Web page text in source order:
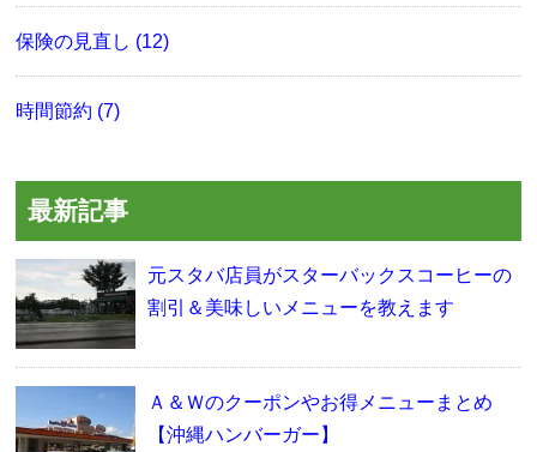
保険の見直し (12)
時間節約 (7)
最新記事
元スタバ店員がスターバックスコーヒーの
割引＆美味しいメニューを教えます
Ａ＆Ｗのクーポンやお得メニューまとめ
【沖縄ハンバーガー】